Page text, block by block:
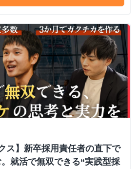
ス】新卒採用責任者の直下で
就活で無双できる“実践型採